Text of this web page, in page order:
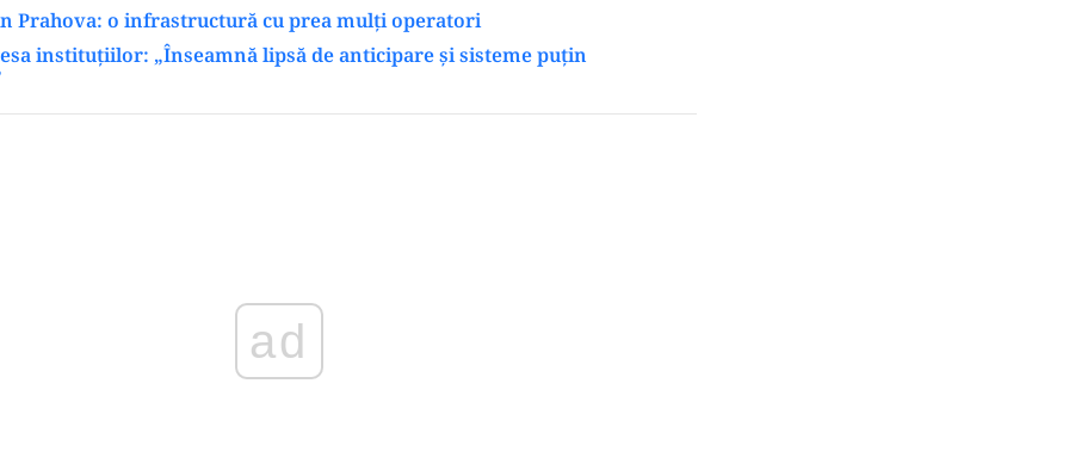
Prahova: o infrastructură cu prea mulți operatori
instituțiilor: „Înseamnă lipsă de anticipare și sisteme puțin